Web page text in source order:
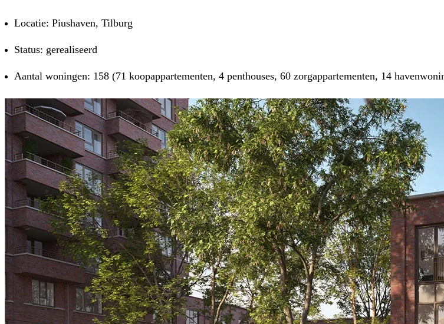
Locatie: Piushaven, Tilburg
Status: gerealiseerd
Aantal woningen: 158 (71 koopappartementen, 4 penthouses, 60 zorgappartementen, 14